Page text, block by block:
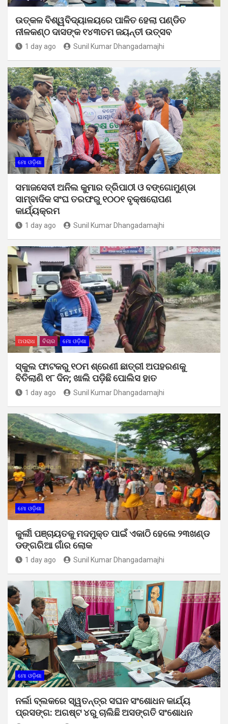
ଉତ୍କଳ ବିଶ୍ୱବିଦ୍ୟାଳୟରେ ପାଳିତ ହେଲା ପଣ୍ଡିତ
ନୀଳକଣ୍ଠ ଦାସଙ୍କ ୧୪୩ତମ ଜୟନ୍ତୀ ଉତ୍ସବ
1 day ago Sunil Kumar Dhangadamajhi
ମୋ ଓଡ଼ିଶା
ସମାଜସେବୀ ଅନିଲ କୁମାର ତ୍ରିପାଠୀ ଓ ବଙ୍ଗୋମୁଣ୍ଡା
ସାମ୍ବାଦିକ ସଂଘ ତରଫରୁ ୧୦୦୧ ବୃକ୍ଷରୋପଣ
କାର୍ଯ୍ୟକ୍ରମ
1 day ago Sunil Kumar Dhangadamajhi
ଅପରାଧ ବିଚାର ମୋ ଓଡ଼ିଶା
ସ୍କୁଲ ଫାଟକରୁ ୧୦ମ ଶ୍ରେଣୀ ଛାତ୍ରୀ ଅପହରଣକୁ
ବିତିଲାଣି ୧୮ ଦିନ; ଖାଲି ପଡ଼ିଛି ପୋଲିସ ହାତ
1 day ago Sunil Kumar Dhangadamajhi
ମୋ ଓଡ଼ିଶା
କୁର୍ଲୀ ପଞ୍ଚାୟତକୁ ମଦମୁକ୍ତ ପାଇଁ ଏକାଠି ହେଲେ ୨୩ଖଣ୍ଡ
ଡଙ୍ଗରିଆ ଗାଁର ଲୋକ
1 day ago Sunil Kumar Dhangadamajhi
ମୋ ଓଡ଼ିଶା
ନର୍ଲା ବ୍ଲକରେ ସ୍ୱତନ୍ତ୍ର ସଘନ ସଂଶୋଧନ କାର୍ଯ୍ୟ
ପ୍ରସଙ୍ଗ: ଅଗଷ୍ଟ ୪ରୁ ଚାଲିଛି ଅସଙ୍ଗତି ସଂଶୋଧନ